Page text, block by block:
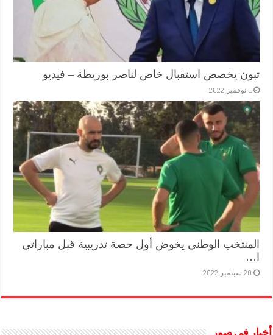
تبون يخصص استقبال خاص لناصر بوريطة – فيديو
1 نوفمبر,2022
المنتخب الوطني يخوض أول حصة تدريبية قبل مباراتي
ا…
20 سبتمبر,2022